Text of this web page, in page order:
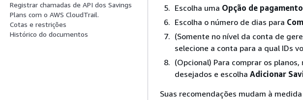
Registrar chamadas de API dos Savings
Plans com o AWS CloudTrail.
Cotas e restrições
Histórico do documentos
Escolha uma Opção de pagamento
Escolha o número de dias para
(Somente no nível da conta de
selecione a conta para a qual IDs
(Opcional) Para comprar os
desejados e escolha Adicionar
Suas recomendações mudam à